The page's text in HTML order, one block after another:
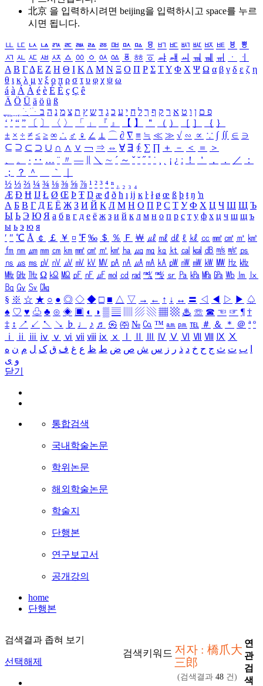
北京 을 입력하시려면 beijing을 입력하시고 space를 누르
시면 됩니다.
ㅥ ㅦ ㅧ ㅨ ㅩ ㅪ ㅫ ㅬ ㅭ ㅮ ㅯ ㅰ ㅱ ㅲ ㅳ ㅴ ㅵ ㅶ ㅷ ㅸ
ㅹ
ㅺ ㅻ ㅼ ㅽ ㅾ ㅿ ㆀ ㆁ ㆂ ㆃ ㆄ ㆅ ㆆ ㆇ ㆈ ㆉ ㆊ ㆋ ㆌ ㆍ
ㆎ
Α Β ΓΔ Ε Ζ Η Θ Ι ΚΛ Μ Ν Ξ Ο Π Ρ Σ ΤΥ Φ Χ Ψ Ω α β γ δ ε ζ η
θ ι κ λ μ ν ξ ο π ρ σ τ υ φ χ ψ ω
á à Á À é è É È ç Ç ê
Ä Ö Ü ä ö ü ß
ִֶֹ ֻּ ׁׂ פ ם ן ו ט א ר ק ף ך ל ח י ע כ ג ד ש ץ ת צ מ נ ה ב
‘ ’ “ ” 〔 〕 〈 〉 「 」 『 』 【 】 ＂ （ ） ［ ］ ｛ ｝
± × ÷ ≠ ≤ ≥ ∞ ∴ ♂ ♀ ∠ ⊥ ⌒ ∂ ∇ ≡ ≒ ≪ ≫ √ ∽ ∝ ∵ ∫ ∬ ∈ ∋
⊆ ⊇ ⊂ ⊃ ∪ ∩ ∧ ∨ ￢ ⇒ ⇔ ∀ ∃ ∮ ∑ ∏ ＋ － ＜ ＝
＞
、
。 · ‥ … ¨ 〃 ― ＼ ∼ ´ ～ ˇ ˘ ˝ ˚ ˙ ¸ ¡ ¿ ː ！ ＇ ， ． ／
：
；
？ ＾ ｀
½ ⅓ ⅔ ¼ ¾ ⅛ ⅜ ⅝ ⅞ ¹ ² ³ ⁴ ⁿ ₁ ₂ ₃ ₄
Æ Ð Ħ Ĳ Ł Ø Œ Þ Ŧ Ŋ æ đ ð ħ ı ĳ ĸ ŀ ł ø œ ß þ ŧ ŋ ŉ
А Б В Г Д Е Ё Ж З И Й К Л М Н О П Р С Т У Ф Х Ц Ч Ш Щ Ъ
Ы Ь Э Ю Я а б в г д е ё ж з и й к л м н о п р с т у ф х ц ч ш щ ъ
ы ь э ю я
′ ″ ℃ Å ￠ ￡ ￥ ¤ ℉ ‰ ＄ ％ Ｆ ￦ ㎕ ㎖ ㎗ ℓ ㎘ ㏄ ㎣ ㎤ ㎥ ㎦
㎙ ㎚ ㎛ ㎜ ㎝ ㎞ ㎟ ㎠ ㎡ ㎢ ㏊ ㎍ ㎎ ㎏ ㏏ ㎈ ㎉ ㏈ ㎧ ㎨ ㎰
㎱ ㎲ ㎳ ㎴ ㎵ ㎶ ㎷ ㎸ ㎹ ㎀ ㎁ ㎂ ㎃ ㎄ ㎺ ㎻ ㎽ ㎾ ㎿ ㎐ ㎑
㎒ ㎓ ㎔ Ω ㏀ ㏁ ㎊ ㎋ ㎌ ㏖ ㏅ ㎭ ㎮ ㎯ ㏛ ㎩ ㎪ ㎫ ㎬ ㏝ ㏐
㏓
㏃ ㏉ ㏜ ㏆
§ ※ ☆ ★ ○ ● ◎ ◇ ◆ □ ■ △ ▽ → ← ↑ ↓ ↔ 〓 ◁ ◀ ▷ ▶ ♤
♠ ♡ ♥ ♧ ♣ ⊙ ◈ ▣ ◐ ◑ ▒ ▤ ▨ ▧ ▦ ▩ ♨ ☏ ☎ ☜ ☞ ¶ †
‡ ↕ ↗ ↙ ↖ ↘ ♭ ♩ ♪ ♬ ㉿ ㈜ № ㏇ ™ ㏂ ㏘ ℡ ＃ ＆ ＊ ＠ ª º
ⅰ
ⅱ ⅲ ⅳ ⅴ ⅵ ⅶ ⅷ ⅸ ⅹ Ⅳ Ⅴ Ⅵ Ⅶ Ⅷ Ⅸ Ⅹ
ب ت ث ج ح خ د ذ ر ز س ش ص ض ط ظ ع غ ف ق ک ل م ن ه
و ی
닫기
통합검색
국내학술논문
학위논문
해외학술논문
학술지
단행본
연구보고서
공개강의
home
단행본
검색결과 좁혀 보기
선택해제
검색키워드 저자 : 橋爪大
三郎
(검색결과 48 건)
연
관
검
색